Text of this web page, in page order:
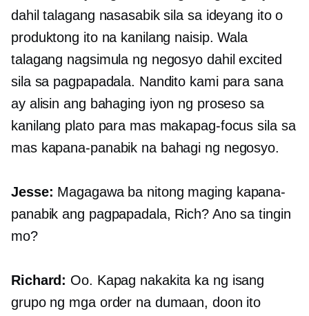
dahil talagang nasasabik sila sa ideyang ito o
produktong ito na kanilang naisip. Wala
talagang nagsimula ng negosyo dahil excited
sila sa pagpapadala. Nandito kami para sana
ay alisin ang bahaging iyon ng proseso sa
kanilang plato para mas makapag-focus sila sa
mas kapana-panabik na bahagi ng negosyo.
Jesse: Magagawa ba nitong maging kapana-
panabik ang pagpapadala, Rich? Ano sa tingin
mo?
Richard: Oo. Kapag nakakita ka ng isang
grupo ng mga order na dumaan, doon ito